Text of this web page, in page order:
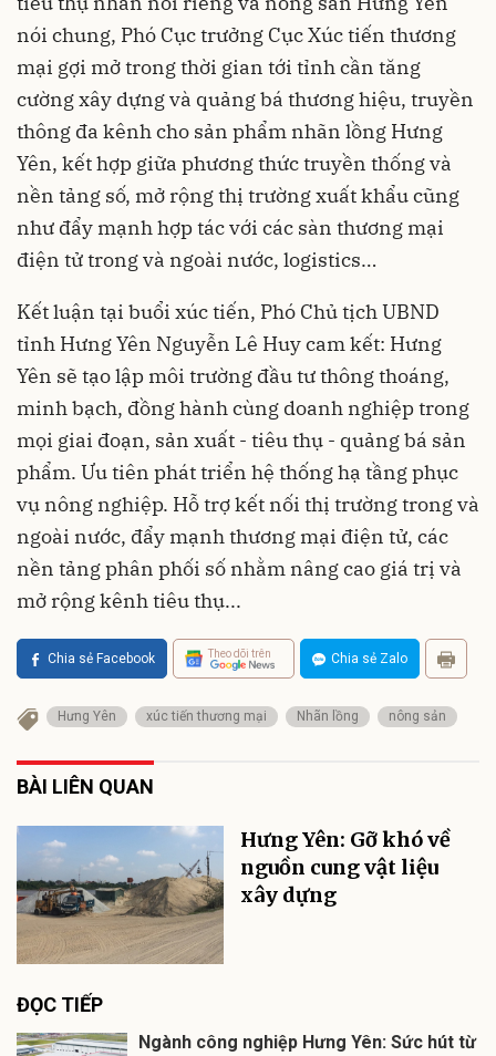
nói chung, Phó Cục trưởng Cục Xúc tiến thương
mại gợi mở trong thời gian tới tỉnh cần tăng
cường xây dựng và quảng bá thương hiệu, truyền
thông đa kênh cho sản phẩm nhãn lồng Hưng
Yên, kết hợp giữa phương thức truyền thống và
nền tảng số, mở rộng thị trường xuất khẩu cũng
như đẩy mạnh hợp tác với các sàn thương mại
điện tử trong và ngoài nước, logistics…
Kết luận tại buổi xúc tiến, Phó Chủ tịch UBND
tỉnh Hưng Yên Nguyễn Lê Huy cam kết: Hưng
Yên sẽ tạo lập môi trường đầu tư thông thoáng,
minh bạch, đồng hành cùng doanh nghiệp trong
mọi giai đoạn, sản xuất - tiêu thụ - quảng bá sản
phẩm. Ưu tiên phát triển hệ thống hạ tầng phục
vụ nông nghiệp. Hỗ trợ kết nối thị trường trong và
ngoài nước, đẩy mạnh thương mại điện tử, các
nền tảng phân phối số nhằm nâng cao giá trị và
mở rộng kênh tiêu thụ...
Chia sẻ Facebook Theo dõi trên Chia sẻ Zalo
Hưng Yên xúc tiến thương mại Nhãn lồng nông sản
BÀI LIÊN QUAN
Hưng Yên: Gỡ khó về
nguồn cung vật liệu
xây dựng
ĐỌC TIẾP
Ngành công nghiệp Hưng Yên: Sức hút từ